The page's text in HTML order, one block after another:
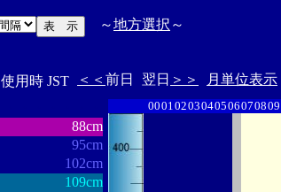
～地方選択 ～
使用時 JST ＜＜ 前日 翌日 ＞＞ 月単位表示
88cm
95cm
102cm
109cm
00010203040506070809